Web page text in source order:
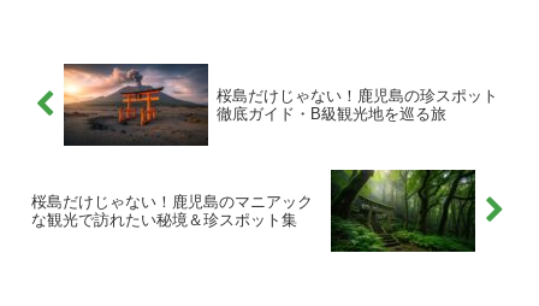
桜島だけじゃない！鹿児島の珍スポット
徹底ガイド・B級観光地を巡る旅
桜島だけじゃない！鹿児島のマニアック
な観光で訪れたい秘境＆珍スポット集